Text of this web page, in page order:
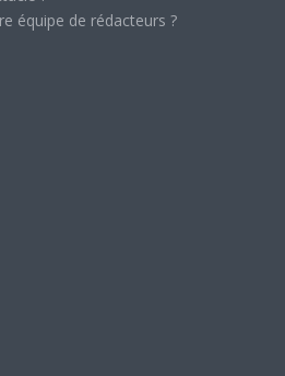
équipe de rédacteurs ?